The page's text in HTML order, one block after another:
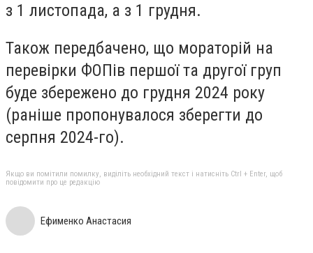
з 1 листопада, а з 1 грудня.
Також передбачено, що мораторій на
перевірки ФОПів першої та другої груп
буде збережено до грудня 2024 року
(раніше пропонувалося зберегти до
серпня 2024-го).
Якщо ви помітили помилку, виділіть необхідний текст і натисніть Ctrl + Enter, щоб
повідомити про це редакцію
Ефименко Анастасия